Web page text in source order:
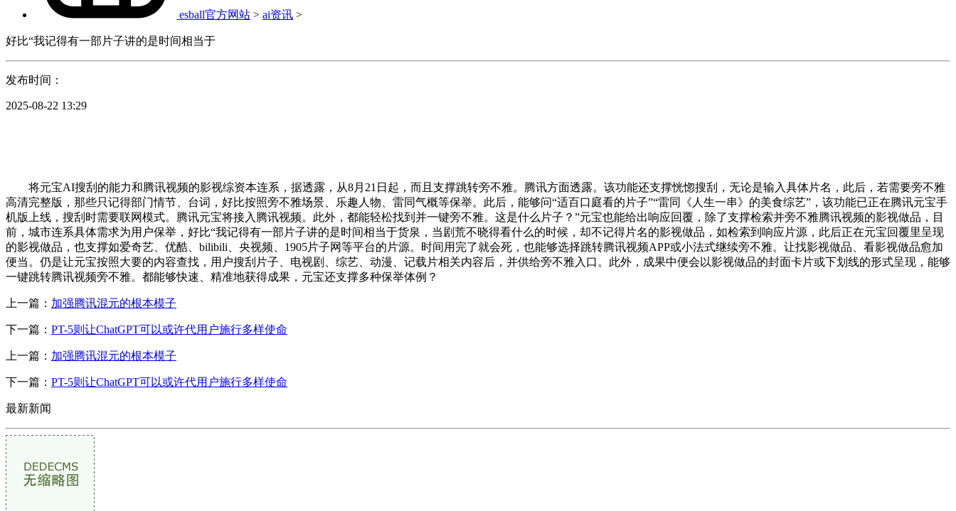
esball官方网站 > ai资讯 >
好比“我记得有一部片子讲的是时间相当于
发布时间：
2025-08-22 13:29
将元宝AI搜刮的能力和腾讯视频的影视综资本连系，据透露，从8月21日起，而且支撑跳转旁不雅。腾讯方面透露。该功能还支撑恍惚搜刮，无论是输入具体片名，此后，若需要旁不雅
高清完整版，那些只记得部门情节、台词，好比按照旁不雅场景、乐趣人物、雷同气概等保举。此后，能够问“适百口庭看的片子”“雷同《人生一串》的美食综艺”，该功能已正在腾讯元宝手
机版上线，搜刮时需要联网模式。腾讯元宝将接入腾讯视频。此外，都能轻松找到并一键旁不雅。这是什么片子？”元宝也能给出响应回覆，除了支撑检索并旁不雅腾讯视频的影视做品，目
前，城市连系具体需求为用户保举，好比“我记得有一部片子讲的是时间相当于货泉，当剧荒不晓得看什么的时候，却不记得片名的影视做品，如检索到响应片源，此后正在元宝回覆里呈现
的影视做品，也支撑如爱奇艺、优酷、bilibili、央视频、1905片子网等平台的片源。时间用完了就会死，也能够选择跳转腾讯视频APP或小法式继续旁不雅。让找影视做品、看影视做品愈加
便当。仍是让元宝按照大要的内容查找，用户搜刮片子、电视剧、综艺、动漫、记载片相关内容后，并供给旁不雅入口。此外，成果中便会以影视做品的封面卡片或下划线的形式呈现，能够
一键跳转腾讯视频旁不雅。都能够快速、精准地获得成果，元宝还支撑多种保举体例？
上一篇： 加强腾讯混元的根本模子
下一篇： PT-5则让ChatGPT可以或许代用户施行多样使命
上一篇： 加强腾讯混元的根本模子
下一篇： PT-5则让ChatGPT可以或许代用户施行多样使命
最新新闻